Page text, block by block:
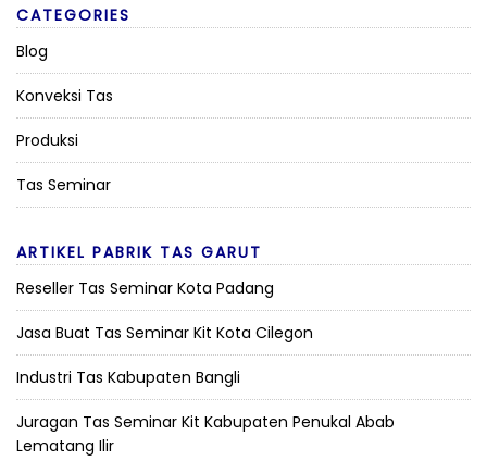
CATEGORIES
Blog
Konveksi Tas
Produksi
Tas Seminar
ARTIKEL PABRIK TAS GARUT
Reseller Tas Seminar Kota Padang
Jasa Buat Tas Seminar Kit Kota Cilegon
Industri Tas Kabupaten Bangli
Juragan Tas Seminar Kit Kabupaten Penukal Abab
Lematang Ilir